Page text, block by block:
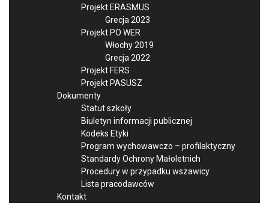
Projekt ERASMUS
Grecja 2023
Projekt PO WER
Włochy 2019
Grecja 2022
Projekt FERS
Projekt PASUSZ
Dokumenty
Statut szkoły
Biuletyn informacji publicznej
Kodeks Etyki
Program wychowawczo – profilaktyczny
Standardy Ochrony Małoletnich
Procedury w przypadku wszawicy
Lista pracodawców
Kontakt